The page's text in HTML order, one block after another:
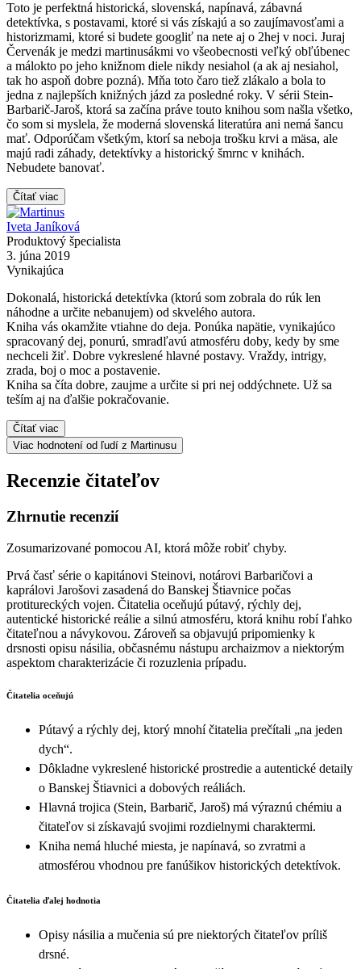
Toto je perfektná historická, slovenská, napínavá, zábavná
detektívka, s postavami, ktoré si vás získajú a so zaujímavosťami a
historizmami, ktoré si budete googliť na nete aj o 2hej v noci. Juraj
Červenák je medzi martinusákmi vo všeobecnosti veľký obľúbenec
a málokto po jeho knižnom diele nikdy nesiahol (a ak aj nesiahol,
tak ho aspoň dobre pozná). Mňa toto čaro tiež zlákalo a bola to
jedna z najlepších knižných jázd za posledné roky. V sérii Stein-
Barbarič-Jaroš, ktorá sa začína práve touto knihou som našla všetko,
čo som si myslela, že moderná slovenská literatúra ani nemá šancu
mať. Odporúčam všetkým, ktorí sa neboja trošku krvi a mäsa, ale
majú radi záhady, detektívky a historický šmrnc v knihách.
Nebudete banovať.
Čítať viac
Iveta Janíková
Produktový špecialista
3. júna 2019
Vynikajúca
Dokonalá, historická detektívka (ktorú som zobrala do rúk len
náhodne a určite nebanujem) od skvelého autora.
Kniha vás okamžite vtiahne do deja. Ponúka napätie, vynikajúco
spracovaný dej, ponurú, smradľavú atmosféru doby, kedy by sme
nechceli žiť. Dobre vykreslené hlavné postavy. Vraždy, intrigy,
zrada, boj o moc a postavenie.
Kniha sa číta dobre, zaujme a určite si pri nej oddýchnete. Už sa
teším aj na ďalšie pokračovanie.
Čítať viac
Viac hodnotení od ľudí z Martinusu
Recenzie čitateľov
Zhrnutie recenzií
Zosumarizované pomocou AI, ktorá môže robiť chyby.
Prvá časť série o kapitánovi Steinovi, notárovi Barbaričovi a
kaprálovi Jarošovi zasadená do Banskej Štiavnice počas
protitureckých vojen. Čitatelia oceňujú pútavý, rýchly dej,
autentické historické reálie a silnú atmosféru, ktorá knihu robí ľahko
čitateľnou a návykovou. Zároveň sa objavujú pripomienky k
drsnosti opisu násilia, občasnému nástupu archaizmov a niektorým
aspektom charakterizácie či rozuzlenia prípadu.
Čitatelia oceňujú
Pútavý a rýchly dej, ktorý mnohí čitatelia prečítali „na jeden
dych“.
Dôkladne vykreslené historické prostredie a autentické detaily
o Banskej Štiavnici a dobových reáliách.
Hlavná trojica (Stein, Barbarič, Jaroš) má výraznú chémiu a
čitateľov si získavajú svojimi rozdielnymi charaktermi.
Kniha nemá hluché miesta, je napínavá, so zvratmi a
atmosférou vhodnou pre fanúšikov historických detektívok.
Čitatelia ďalej hodnotia
Opisy násilia a mučenia sú pre niektorých čitateľov príliš
drsné.